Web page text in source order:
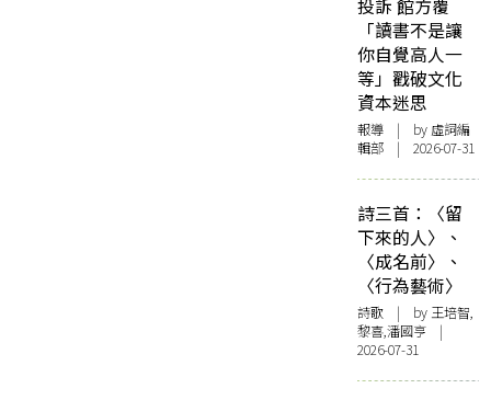
投訴 館方覆
「讀書不是讓
你自覺高人一
等」戳破文化
資本迷思
報導 | by 虛詞編
輯部 | 2026-07-31
詩三首：〈留
下來的人〉、
〈成名前〉、
〈行為藝術〉
詩歌 | by 王培智,
黎喜,潘國亨 |
2026-07-31